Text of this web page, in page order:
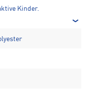
Kinder.